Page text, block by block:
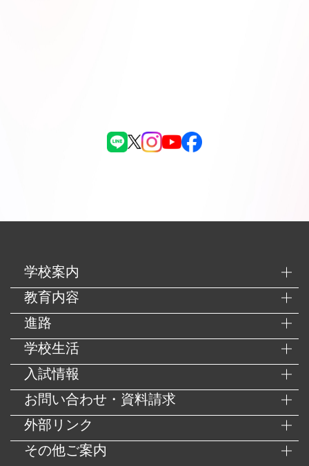
学校案内
教育内容
進路
学校生活
入試情報
お問い合わせ・資料請求
外部リンク
その他ご案内